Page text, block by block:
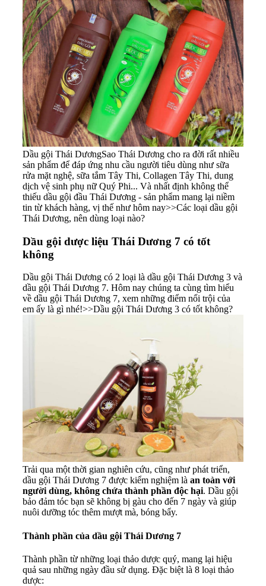
Dầu gội Thái DươngSao Thái Dương cho ra đời rất nhiều
sản phẩm để đáp ứng nhu cầu người tiêu dùng như sữa
rửa mặt nghệ, sữa tắm Tây Thi, Collagen Tây Thi, dung
dịch vệ sinh phụ nữ Quý Phi... Và nhất định không thể
thiếu dầu gội đầu Thái Dương - sản phẩm mang lại niềm
tin từ khách hàng, vị thế như hôm nay>>Các loại dầu gội
Thái Dương, nên dùng loại nào?
Dầu gội dược liệu Thái Dương 7 có tốt
không
Dầu gội Thái Dương có 2 loại là dầu gội Thái Dương 3 và
dầu gội Thái Dương 7. Hôm nay chúng ta cùng tìm hiểu
về dầu gội Thái Dương 7, xem những điểm nổi trội của
em ấy là gì nhé!>>Dầu gội Thái Dương 3 có tốt không?
Trải qua một thời gian nghiên cứu, cũng như phát triển,
dầu gội Thái Dương 7 được kiểm nghiệm là an toàn với
người dùng, không chứa thành phần độc hại. Dầu gội
bảo đảm tóc bạn sẽ không bị gàu cho đến 7 ngày và giúp
nuôi dưỡng tóc thêm mượt mà, bóng bẩy.
Thành phần của dầu gội Thái Dương 7
Thành phần từ những loại thảo dược quý, mang lại hiệu
quả sau những ngày đầu sử dụng. Đặc biệt là 8 loại thảo
dược: